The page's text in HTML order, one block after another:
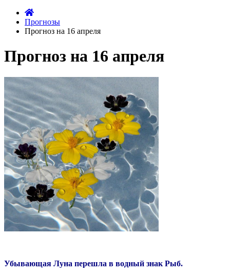
Прогнозы
Прогноз на 16 апреля
Прогноз на 16 апреля
Убывающая Луна перешла в водный знак Рыб.